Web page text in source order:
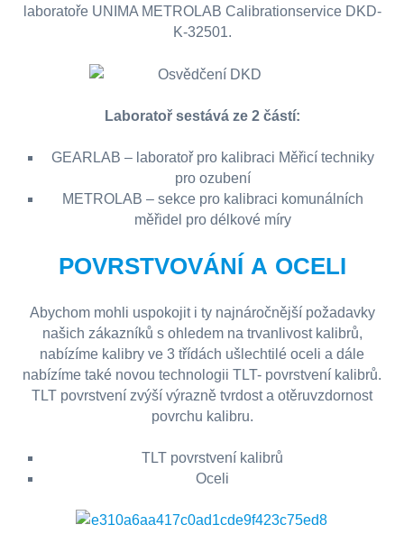
laboratoře UNIMA METROLAB Calibrationservice DKD-
K-32501.
Laboratoř sestává ze 2 částí:
GEARLAB – laboratoř pro kalibraci Měřicí techniky
pro ozubení
METROLAB – sekce pro kalibraci komunálních
měřidel pro délkové míry
POVRSTVOVÁNÍ A OCELI
Abychom mohli uspokojit i ty najnáročnější požadavky
našich zákazníků s ohledem na trvanlivost kalibrů,
nabízíme kalibry ve 3 třídách ušlechtilé oceli a dále
nabízíme také novou technologii TLT- povrstvení kalibrů.
TLT povrstvení zvýší výrazně tvrdost a otěruvzdornost
povrchu kalibru.
TLT povrstvení kalibrů
Oceli